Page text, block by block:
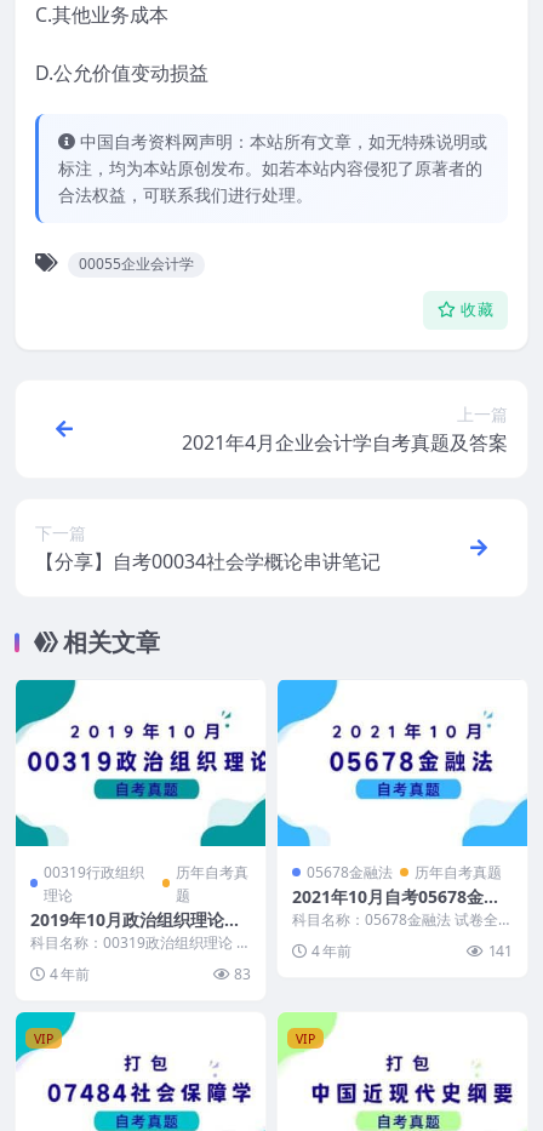
C.其他业务成本
D.公允价值变动损益
中国自考资料网声明：本站所有文章，如无特殊说明或
标注，均为本站原创发布。如若本站内容侵犯了原著者的
合法权益，可联系我们进行处理。
00055企业会计学
收藏
上一篇
2021年4月企业会计学自考真题及答案
下一篇
【分享】自考00034社会学概论串讲笔记
相关文章
00319行政组织
理论
历年自考真
题
2019年10月政治组织理论自
考真题及答案
科目名称：00319政治组织理论 试
学考试政治...
4 年前 83
05678金融法 历年自考真题
2021年10月自考05678金融
法真题及答案
科目名称：05678金融法 试卷全
试金融法试题...
4 年前 141
VIP VIP